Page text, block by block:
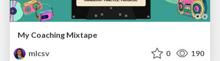
My Coaching Mixtape
mlcsv
0 190